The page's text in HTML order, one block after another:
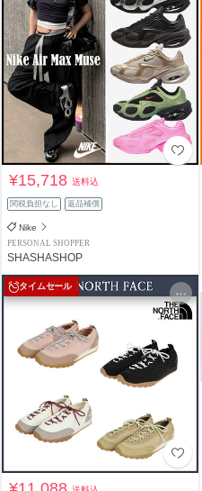
¥15,718送料込
関税負担なし 返品補償
Nike
PERSONAL SHOPPER
SHASHASHOP
タイムセール